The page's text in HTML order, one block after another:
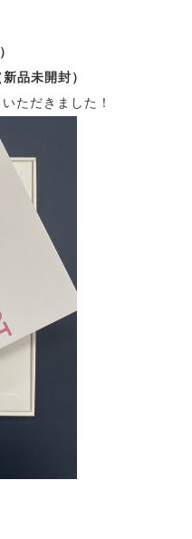
品未開封）
ただきました！